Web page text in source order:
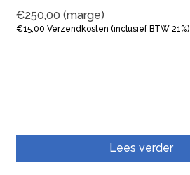
€250,00 (marge)
€15,00 Verzendkosten (inclusief BTW 21%)
Lees verder